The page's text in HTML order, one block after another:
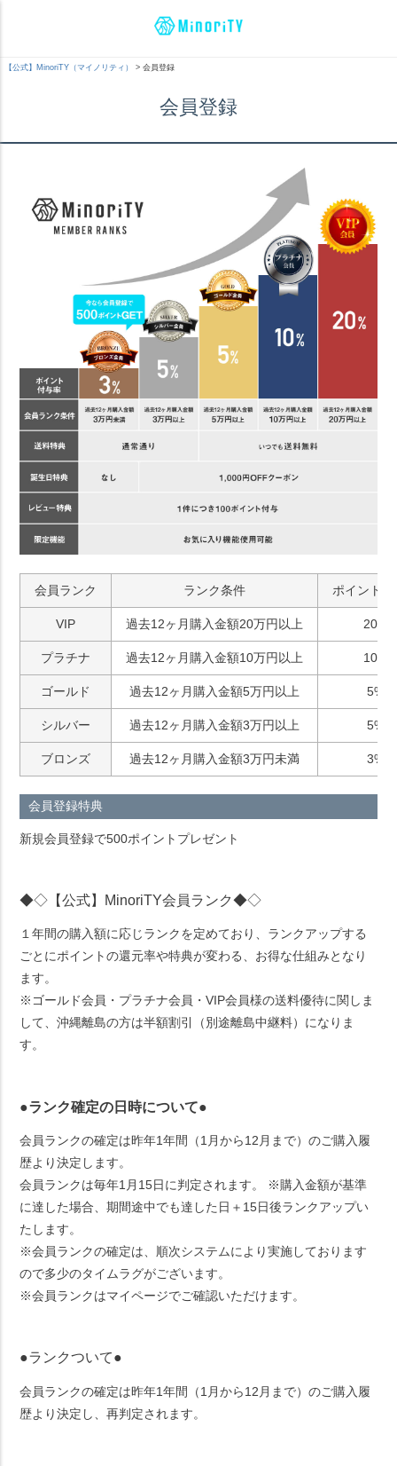
【公式】MinoriTY（マイノリティ） 会員登録
会員登録
会員ランク ランク条件 ポイント
VIP 過去12ヶ月購入金額20万円以上 20%
プラチナ 過去12ヶ月購入金額10万円以上 10%
ゴールド 過去12ヶ月購入金額5万円以上 5%
シルバー 過去12ヶ月購入金額3万円以上 5%
ブロンズ 過去12ヶ月購入金額3万円未満 3%
会員登録特典
新規会員登録で500ポイントプレゼント
◆◇【公式】MinoriTY会員ランク◆◇
１年間の購入額に応じランクを定めており、ランクアップする
ごとにポイントの還元率や特典が変わる、お得な仕組みとなり
ます。
※ゴールド会員・プラチナ会員・VIP会員様の送料優待に関しま
して、沖縄離島の方は半額割引（別途離島中継料）になりま
す。
●ランク確定の日時について●
会員ランクの確定は昨年1年間（1月から12月まで）のご購入履
歴より決定します。
会員ランクは毎年1月15日に判定されます。 ※購入金額が基準
に達した場合、期間途中でも達した日＋15日後ランクアップい
たします。
※会員ランクの確定は、順次システムにより実施しております
ので多少のタイムラグがございます。
※会員ランクはマイページでご確認いただけます。
●ランクついて●
会員ランクの確定は昨年1年間（1月から12月まで）のご購入履
歴より決定し、再判定されます。